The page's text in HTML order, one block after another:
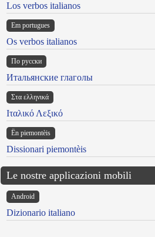
Los verbos italianos
Em portugues
Os verbos italianos
По русски
Итальянские глаголы
Στα ελληνικά
Ιταλικό Λεξικό
Ën piemontèis
Dissionari piemontèis
Le nostre applicazioni mobili
Android
Dizionario italiano